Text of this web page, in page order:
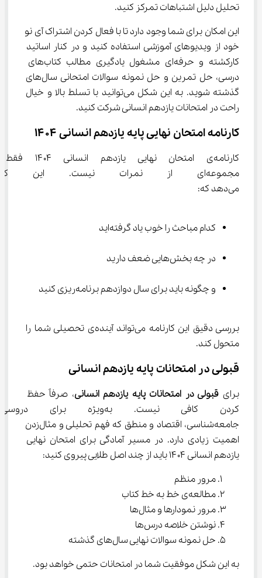
تحلیل دلیل اشتباهات تمرکز کنید.
این امکان برای شما وجود دارد تا با فعال کردن اشتراک آی نو
خود از ویدیوهای آموزشی استفاده کنید و در کنار اساتید
کارکشته و حرفه‌ای مشغول یادگیری مطالب کتاب‌های
درسی، حل تمرین و حل نمونه سوالات امتحانی سال‌های
گذشته شوید. به این شکل می‌توانید با تسلط بالا و خیال
راحت در امتحانات یازدهم انسانی شرکت کنید.
کارنامه امتحان نهایی پایه یازدهم انسانی ۱۴۰۴
کارنامه‌ی امتحان نهایی یازدهم انسانی ۱۴۰۴ فقط
مجموعه‌ای از نمرات نیست. این
می‌دهد که:
کدام مباحث را خوب یاد گرفته‌اید
در چه بخش‌هایی ضعف دارید
و چگونه باید برای سال دوازدهم برنامه‌ریزی کنید
بررسی دقیق این کارنامه می‌تواند آینده‌ی تحصیلی شما را
متحول کند.
قبولی در امتحانات پایه یازدهم انسانی
برای قبولی در امتحانات پایه یازدهم انسانی، صرفاً حفظ
کردن کافی نیست. به‌ویژه
جامعه‌شناسی، اقتصاد و منطق که فهم تحلیلی و مثال‌زدن
اهمیت زیادی دارد. در مسیر آمادگی برای امتحان نهایی
یازدهم انسانی ۱۴۰۴ باید از چند اصل طلایی پیروی کنید:
مرور منظم
مطالعه‌ی خط به خط کتاب
مرور نمودارها و مثال‌ها
نوشتن خلاصه ‌درس‌ها
حل نمونه ‌سوالات نهایی سال‌های گذشته
به این شکل موفقیت شما در امتحانات حتمی خواهد بود.